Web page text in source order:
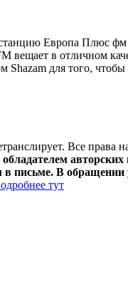
Европа Плюс
вещает в отличном
Shazam для того,
Все
письме. В
тут